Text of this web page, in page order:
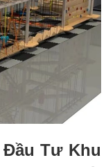
Tư Khu